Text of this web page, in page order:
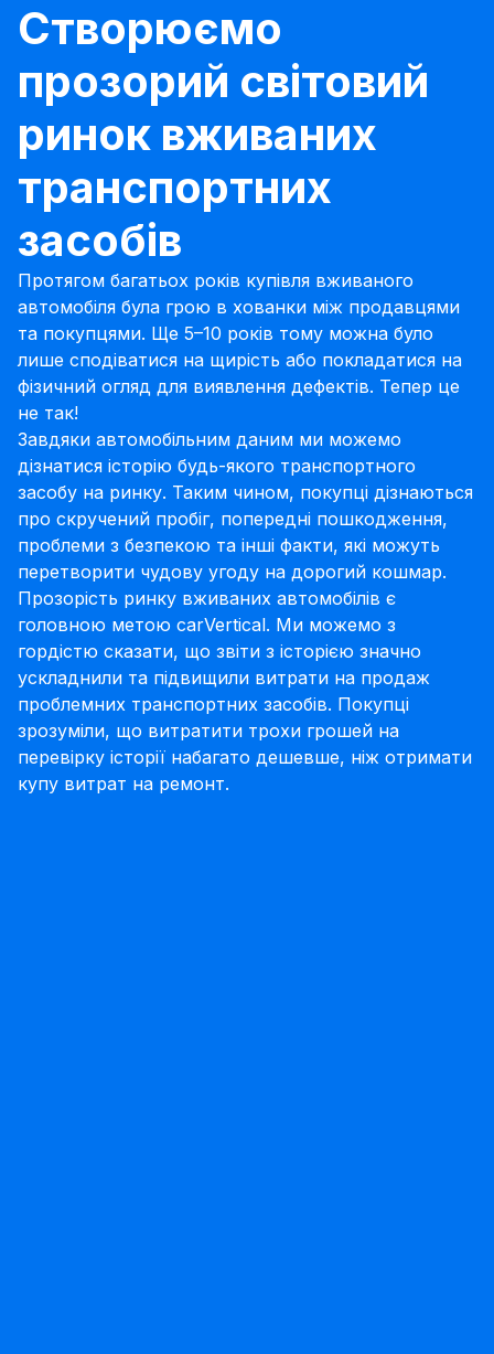
Створюємо
прозорий світовий
ринок вживаних
транспортних
засобів
Протягом багатьох років купівля вживаного
автомобіля була грою в хованки між продавцями
та покупцями. Ще 5–10 років тому можна було
лише сподіватися на щирість або покладатися на
фізичний огляд для виявлення дефектів. Тепер це
не так!
Завдяки автомобільним даним ми можемо
дізнатися історію будь-якого транспортного
засобу на ринку. Таким чином, покупці дізнаються
про скручений пробіг, попередні пошкодження,
проблеми з безпекою та інші факти, які можуть
перетворити чудову угоду на дорогий кошмар.
Прозорість ринку вживаних автомобілів є
головною метою carVertical. Ми можемо з
гордістю сказати, що звіти з історією значно
ускладнили та підвищили витрати на продаж
проблемних транспортних засобів. Покупці
зрозуміли, що витратити трохи грошей на
перевірку історії набагато дешевше, ніж отримати
купу витрат на ремонт.